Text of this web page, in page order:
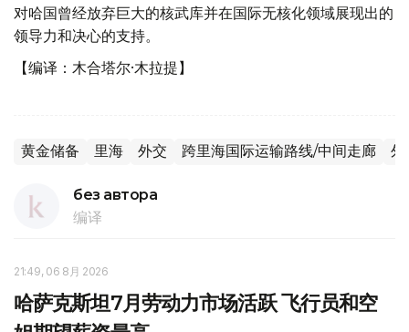
对哈国曾经放弃巨大的核武库并在国际无核化领域展现出的
领导力和决心的支持。
【编译：木合塔尔·木拉提】
黄金储备 里海 外交 跨里海国际运输路线/中间走廊 外
без автора
编译
21:49, 06 8月 2026
哈萨克斯坦7月劳动力市场活跃 飞行员和空